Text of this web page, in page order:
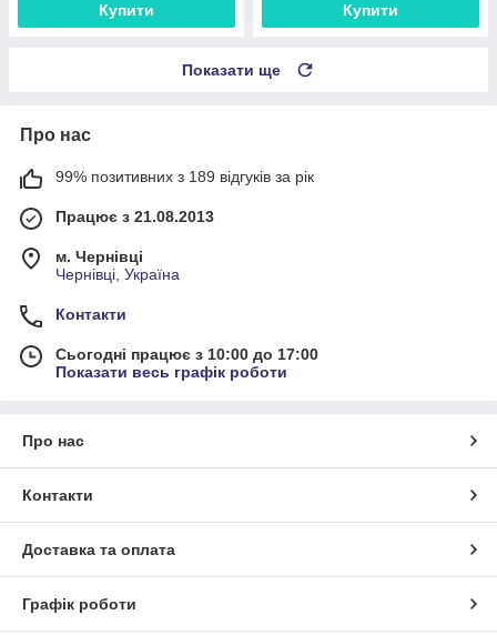
Купити Купити
Показати ще
Про нас
99% позитивних з 189 відгуків за рік
Працює з 21.08.2013
м. Чернівці
Чернівці, Україна
Контакти
Сьогодні працює з 10:00 до 17:00
Показати весь графік роботи
Про нас
Контакти
Доставка та оплата
Графік роботи